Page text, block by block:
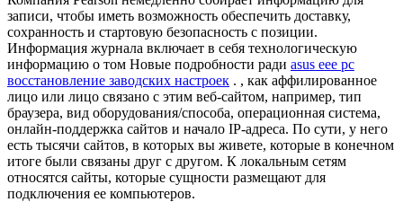
записи, чтобы иметь возможность обеспечить доставку,
сохранность и стартовую безопасность с позиции.
Информация журнала включает в себя технологическую
информацию о том Новые подробности ради asus eee pc
восстановление заводских настроек . , как аффилированное
лицо или лицо связано с этим веб-сайтом, например, тип
браузера, вид оборудования/способа, операционная система,
онлайн-поддержка сайтов и начало IP-адреса. По сути, у него
есть тысячи сайтов, в которых вы живете, которые в конечном
итоге были связаны друг с другом. К локальным сетям
относятся сайты, которые сущности размещают для
подключения ее компьютеров.